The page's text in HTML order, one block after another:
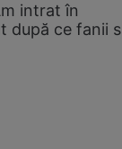
intrat în
după ce fanii